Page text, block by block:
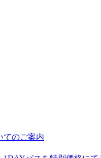
てのご案内